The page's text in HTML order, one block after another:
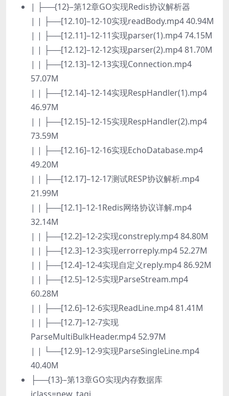
| ├──{12}–第12章GO实现Redis协议解析器
| | ├──[12.10]–12-10实现readBody.mp4 40.94M
| | ├──[12.11]–12-11实现parser(1).mp4 74.15M
| | ├──[12.12]–12-12实现parser(2).mp4 81.70M
| | ├──[12.13]–12-13实现Connection.mp4
57.07M
| | ├──[12.14]–12-14实现RespHandler(1).mp4
46.97M
| | ├──[12.15]–12-15实现RespHandler(2).mp4
73.59M
| | ├──[12.16]–12-16实现EchoDatabase.mp4
49.20M
| | ├──[12.17]–12-17测试RESP协议解析.mp4
21.99M
| | ├──[12.1]–12-1Redis网络协议详解.mp4
32.14M
| | ├──[12.2]–12-2实现constreply.mp4 84.80M
| | ├──[12.3]–12-3实现errorreply.mp4 52.27M
| | ├──[12.4]–12-4实现自定义reply.mp4 86.92M
| | ├──[12.5]–12-5实现ParseStream.mp4
60.28M
| | ├──[12.6]–12-6实现ReadLine.mp4 81.41M
| | ├──[12.7]–12-7实现
ParseMultiBulkHeader.mp4 52.97M
| | └──[12.9]–12-9实现ParseSingleLine.mp4
40.40M
├──{13}–第13章GO实现内存数据库
iclass=new_tagi